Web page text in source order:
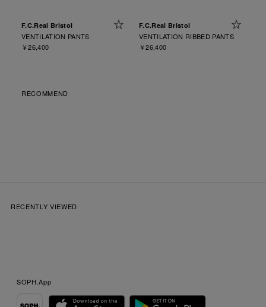
F.C.Real Bristol
VENTILATION PANTS
￥26,400
F.C.Real Bristol
VENTILATION RIBBED PANTS
￥26,400
RECOMMEND
RECENTLY VIEWED
SOPH.App